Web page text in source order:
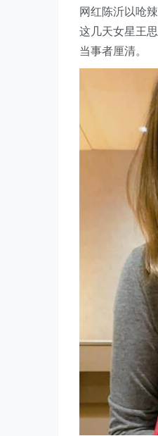
网红陈沂以呛
这几天女星王
当事者厘清。